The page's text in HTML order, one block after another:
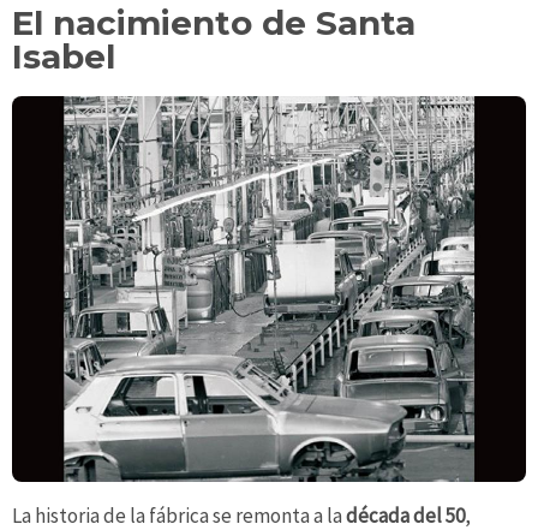
El nacimiento de Santa
Isabel
La historia de la fábrica se remonta a ladécada del 50,